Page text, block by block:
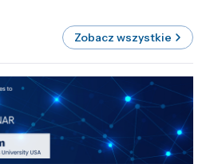
Zobacz wszystkie